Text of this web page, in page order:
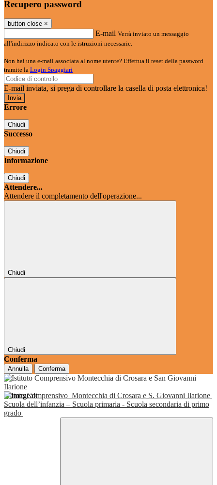
Recupero password
button close ×
E-mail Verrà inviato un messaggio
all'indirizzo indicato con le istruzioni necessarie.
Non hai una e-mail associata al nome utente? Effettua il reset della password
tramite la Login Spaggiari
E-mail inviata, si prega di controllare la casella di posta elettronica!
Errore
Chiudi
Successo
Chiudi
Informazione
Chiudi
Attendere...
Attendere il completamento dell'operazione...
Chiudi
Chiudi
Conferma
Annulla Conferma
Istituto Comprensivo Montecchia di Crosara e S. Giovanni Ilarione
Scuola dell’infanzia – Scuola primaria - Scuola secondaria di primo
grado